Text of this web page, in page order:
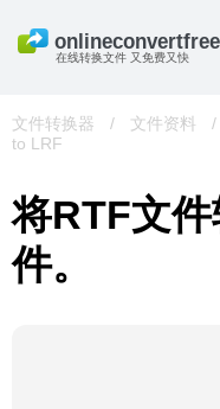
在线转换文件 又免费又快
文件转换器 / 文件资料 /
to LRF
将RTF文
件。